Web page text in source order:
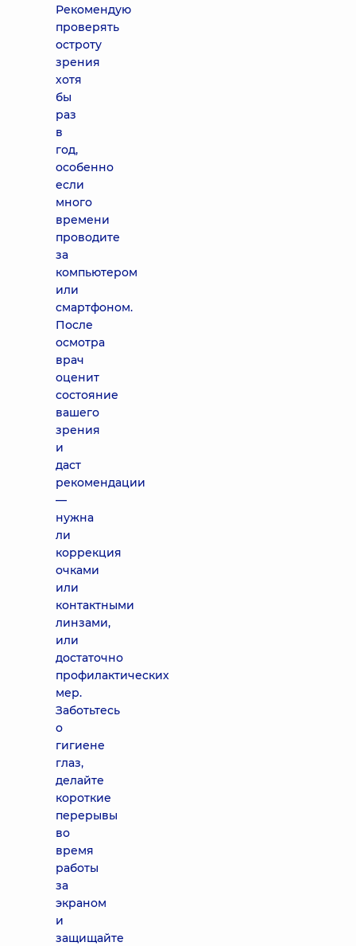
Рекомендую
проверять
остроту
зрения
хотя
бы
раз
в
год,
особенно
если
много
времени
проводите
за
компьютером
или
смартфоном.
После
осмотра
врач
оценит
состояние
вашего
зрения
и
даст
рекомендации
—
нужна
ли
коррекция
очками
или
контактными
линзами,
или
достаточно
профилактических
мер.
Заботьтесь
о
гигиене
глаз,
делайте
короткие
перерывы
во
время
работы
за
экраном
и
защищайте